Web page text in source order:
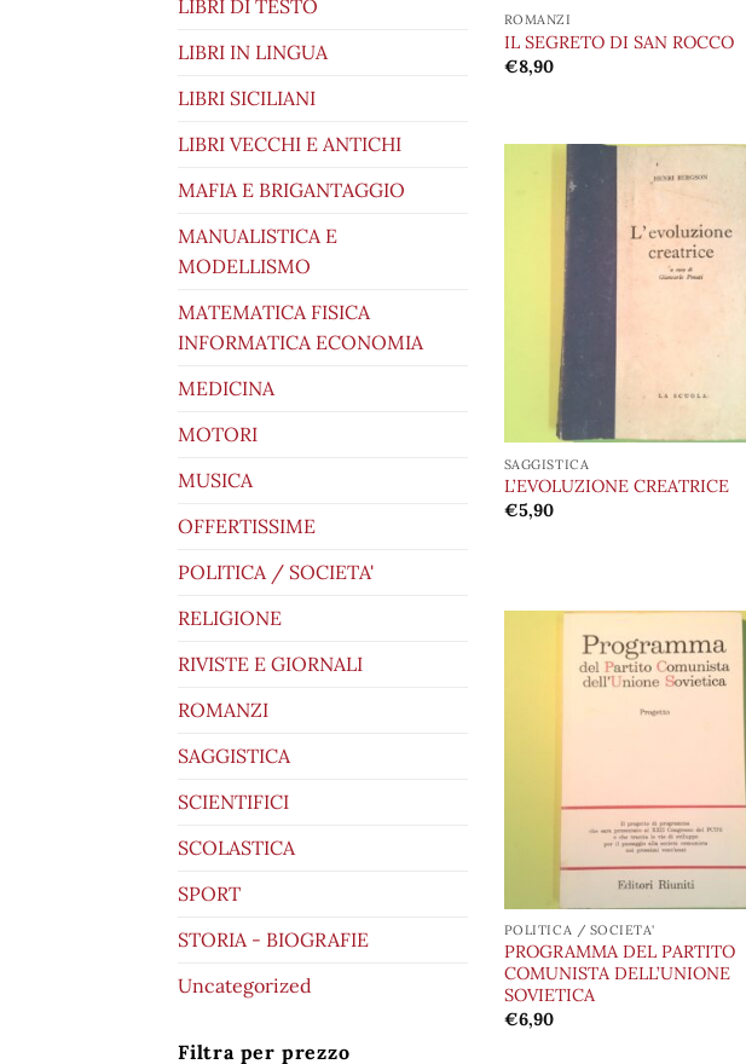
LIBRI DI TESTO
LIBRI IN LINGUA
LIBRI SICILIANI
LIBRI VECCHI E ANTICHI
MAFIA E BRIGANTAGGIO
MANUALISTICA E
MODELLISMO
MATEMATICA FISICA
INFORMATICA ECONOMIA
MEDICINA
MOTORI
MUSICA
OFFERTISSIME
POLITICA / SOCIETA'
RELIGIONE
RIVISTE E GIORNALI
ROMANZI
SAGGISTICA
SCIENTIFICI
SCOLASTICA
SPORT
STORIA - BIOGRAFIE
Uncategorized
Filtra per prezzo
ROMANZI
IL SEGRETO DI SAN ROCCO
€8,90
SAGGISTICA
L’EVOLUZIONE CREATRICE
€5,90
POLITICA / SOCIETA'
PROGRAMMA DEL PARTITO
COMUNISTA DELL’UNIONE
SOVIETICA
€6,90